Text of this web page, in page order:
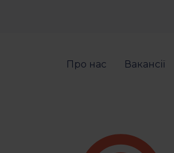
Про нас Вакансії